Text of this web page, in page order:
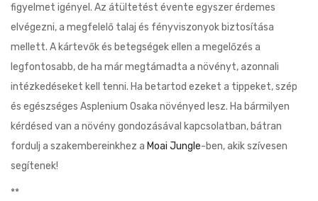
figyelmet igényel. Az átültetést évente egyszer érdemes
elvégezni, a megfelelő talaj és fényviszonyok biztosítása
mellett. A kártevők és betegségek ellen a megelőzés a
legfontosabb, de ha már megtámadta a növényt, azonnali
intézkedéseket kell tenni. Ha betartod ezeket a tippeket, szép
és egészséges Asplenium Osaka növényed lesz. Ha bármilyen
kérdésed van a növény gondozásával kapcsolatban, bátran
fordulj a szakembereinkhez a Moai Jungle-ben, akik szívesen
segítenek!
**